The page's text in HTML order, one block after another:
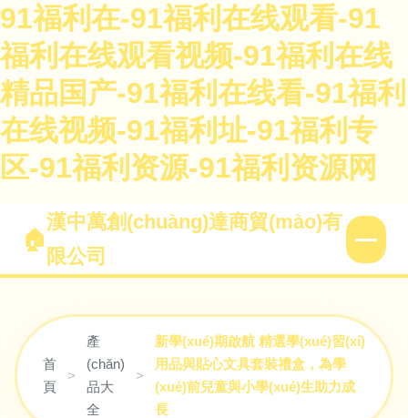
91福利在-91福利在线观看-91
福利在线观看视频-91福利在线
精品国产-91福利在线看-91福利
在线视频-91福利址-91福利专
区-91福利资源-91福利资源网
漢中萬創(chuàng)達商貿(mào)有
限公司
首
頁
>
產
(chǎn)
品大
全
>
新學(xué)期啟航 精選學(xué)習(xí)
用品與貼心文具套裝禮盒，為學
(xué)前兒童與小學(xué)生助力成
長